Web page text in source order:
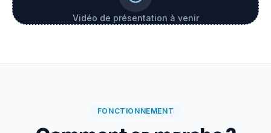
Vidéo de présentation à venir
FONCTIONNEMENT